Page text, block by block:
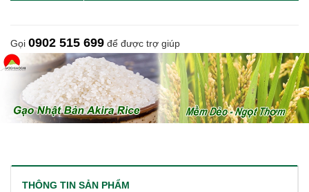
Gọi 0902 515 699 để được trợ giúp
THÔNG TIN SẢN PHẨM